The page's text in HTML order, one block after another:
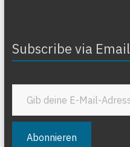
Subscribe via Email
Gib deine E-Mail-Adresse ein ...
Abonnieren